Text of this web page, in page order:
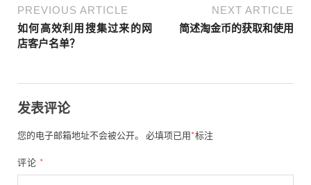
PREVIOUS ARTICLE
如何高效利用搜集过来的网
店客户名单？
NEXT ARTICLE
简述淘金币的获取和使用
发表评论
您的电子邮箱地址不会被公开。 必填项已用 *标注
评论 *